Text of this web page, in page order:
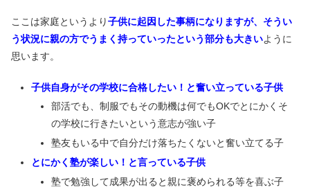
ここは家庭というより子供に起因した事柄になりますが、そうい
う状況に親の方でうまく持っていったという部分も大きいように
思います。
子供自身がその学校に合格したい！と奮い立っている子供
部活でも、制服でもその動機は何でもOKでとにかくそ
の学校に行きたいという意志が強い子
塾友もいる中で自分だけ落ちたくないと奮い立てる子
とにかく塾が楽しい！と言っている子供
塾で勉強して成果が出ると親に褒められる等を喜ぶ子